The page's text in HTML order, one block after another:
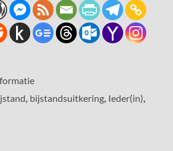
bijstandsuitkering Ieder(in)